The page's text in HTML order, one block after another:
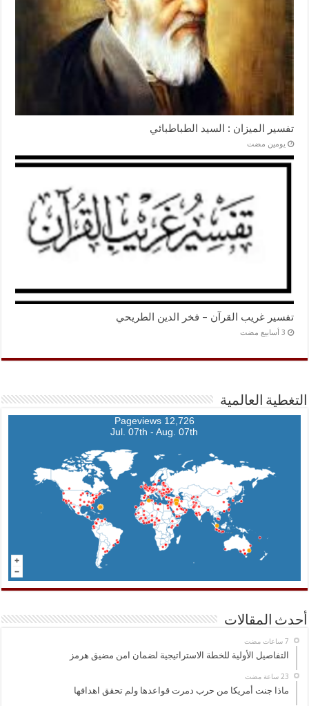
تفسير الميزان : السيد الطباطبائي
‏يومين مضت
تفسير غريب القرآن – فخر الدين الطريحي
التغطية العالمية
12,726 Pageviews
Jul. 07th - Aug. 07th
أحدث المقالات
التفاصيل الأولية للخطة الاستراتيجية لضمان امن مضيق هرمز
ماذا جنت أمريكا من حرب دمرت قواعدها ولم تحقق اهدافها